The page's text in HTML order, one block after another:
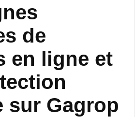
de
en ligne et
sur Gagrop